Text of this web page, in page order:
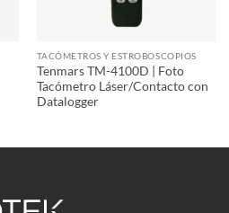
TACÓMETROS Y ESTROBOSCOPIOS
Tenmars TM-4100D | Foto
Tacómetro Láser/Contacto con
Datalogger